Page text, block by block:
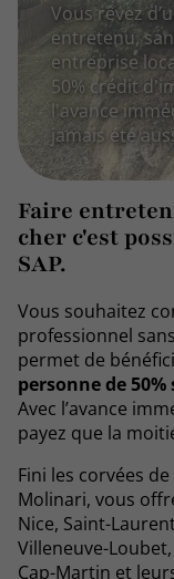
Vous rêvez
entretenu,
entreprise
50% crédit
l'avance
jamais été
Faire
cher c'est
SAP.
Vous souhaitez
professionnel
permet de
personne de
Avec l’avance
payez que la
Fini les corvées
Molinari, vous
Nice, Saint-
Villeneuve-
Cap-Martin et